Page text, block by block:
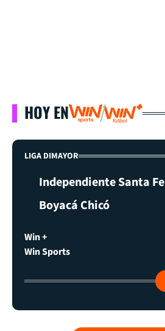
HOY EN
LIGA DIMAYOR
Independiente Santa Fe
Boyacá Chicó
Win +
Win Sports